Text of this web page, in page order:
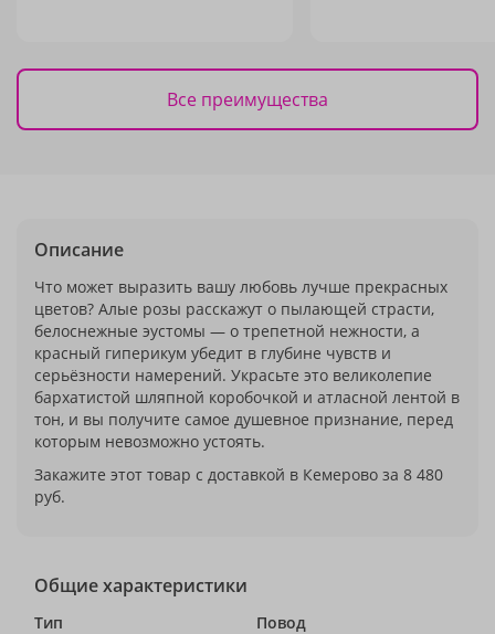
Все преимущества
Описание
Что может выразить вашу любовь лучше прекрасных
цветов? Алые розы расскажут о пылающей страсти,
белоснежные эустомы — о трепетной нежности, а
красный гиперикум убедит в глубине чувств и
серьёзности намерений. Украсьте это великолепие
бархатистой шляпной коробочкой и атласной лентой в
тон, и вы получите самое душевное признание, перед
которым невозможно устоять.
Закажите этот товар с доставкой в Кемерово за 8 480
руб.
Общие характеристики
Тип
Повод